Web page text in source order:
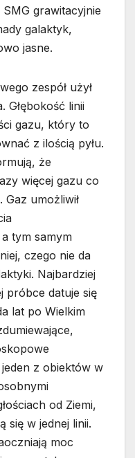
SMG grawitacyjnie
galaktyk,
jasne.
zespół użył
Głębokość linii
gazu, który to
z ilością pyłu.
że
więcej gazu co
Gaz umożliwił
tym samym
czego nie da
Najbardziej
próbce datuje się
lat po Wielkim
z obiektów w
od Ziemi,
się w jednej linii.
moc